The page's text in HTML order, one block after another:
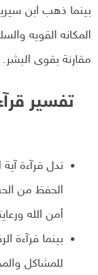
بينما ذهب ابن
المكانه القويه
مقارنة بقوى البشر.
تفسير
تدل قرآءة
الحفظ من
أمن الله
بينما قرآءة
للمشاكل